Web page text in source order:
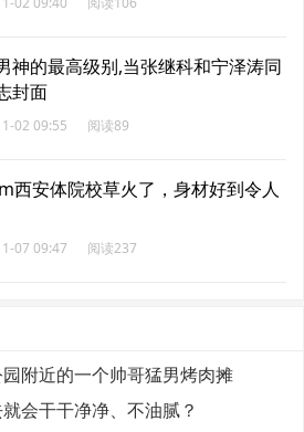
神的最高级别,当张继科和宁泽涛同
封面
02 09:55 阅读89
西安体院校草火了，身材好到令人
07 09:47 阅读237
附近的一个帅哥猛男烤肉摊
会干干净净、不油腻？